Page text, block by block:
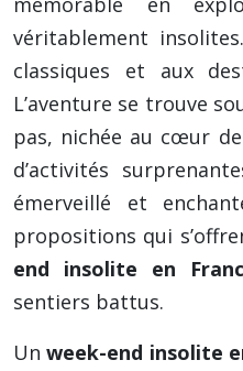
véritablement
classiques et aux
L’aventure se trouve
pas, nichée au cœur
d’activités
émerveillé et
propositions qui
end insolite en
sentiers battus.
Unweek-end insolite